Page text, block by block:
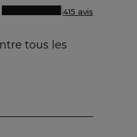
tous les
415 avis